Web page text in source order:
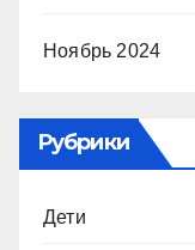
Ноябрь 2024
Рубрики
Дети